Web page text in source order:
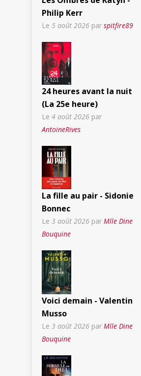
Philip Kerr
Le 5 août 2026 par spitfire89
24 heures avant la nuit
(La 25e heure)
Le 4 août 2026 par
AntoineRives
La fille au pair - Sidonie
Bonnec
Le 3 août 2026 par Mlle Dine
Bouquine
Voici demain - Valentin
Musso
Le 3 août 2026 par Mlle Dine
Bouquine